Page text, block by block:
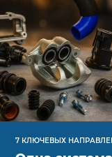
7 КЛЮЧЕВЫХ